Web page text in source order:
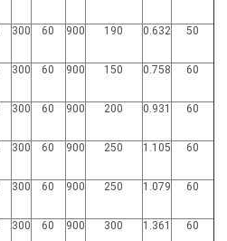
300 60 900 190 0.632 50
300 60 900 150 0.758 60
300 60 900 200 0.931 60
300 60 900 250 1.105 60
300 60 900 250 1.079 60
300 60 900 300 1.361 60